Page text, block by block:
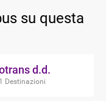
su questa
d.d.
Destinazioni